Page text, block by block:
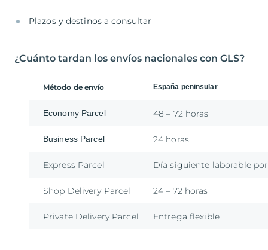
Plazos y destinos a consultar
¿Cuánto tardan los envíos nacionales con GLS?
Método de envío España peninsular
Economy Parcel 48 – 72 horas
Business Parcel 24 horas
Express Parcel Día siguiente laborable
Shop Delivery Parcel 24 – 72 horas
Private Delivery Parcel Entrega flexible